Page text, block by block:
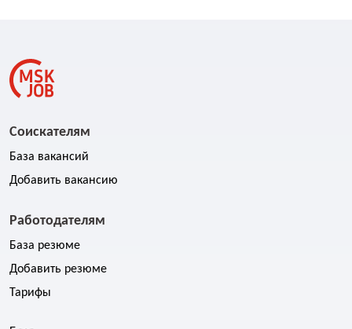
Соискателям
База вакансий
Добавить вакансию
Работодателям
База резюме
Добавить резюме
Тарифы